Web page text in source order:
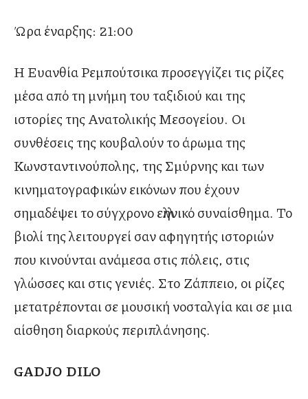
Ώρα έναρξης: 21:00
Η Ευανθία Ρεμπούτσικα προσεγγίζει τις ρίζες
μέσα από τη μνήμη του ταξιδιού και της
ιστορίες της Ανατολικής Μεσογείου. Οι
συνθέσεις της κουβαλούν το άρωμα της
Κωνσταντινούπολης, της Σμύρνης και των
κινηματογραφικών εικόνων που έχουν
σημαδέψει το σύγχρονο ελληνικό συναίσθημα. Το
βιολί της λειτουργεί σαν αφηγητής ιστοριών
που κινούνται ανάμεσα στις πόλεις, στις
γλώσσες και στις γενιές. Στο Ζάππειο, οι ρίζες
μετατρέπονται σε μουσική νοσταλγία και σε μια
αίσθηση διαρκούς περιπλάνησης.
GADJO DILO